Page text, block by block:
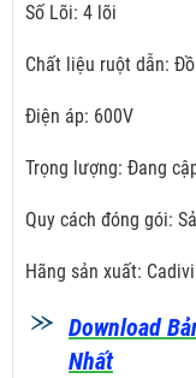
Số Lõi: 4 lõi
Chất liệu ruột dẫn:
Điện áp: 600V
Trọng lượng: Đang
Quy cách đóng gói:
Hãng sản xuất: Cadivi
Download
Nhất